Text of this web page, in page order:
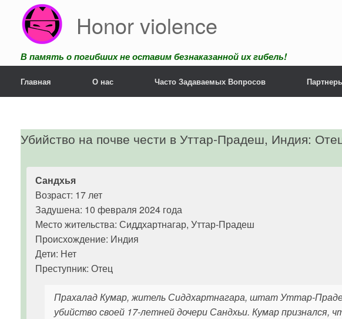
содержанию
Honor violence
В память о погибших не оставим безнаказанной их гибель!
Главная О нас Часто Задаваемых Вопросов
Убийство на почве чести в Уттар-Прадеш, Индия:
Сандхья
Возраст: 17 лет
Задушена: 10 февраля 2024 года
Место жительства: Сиддхартнагар, Уттар-Прадеш
Происхождение: Индия
Дети: Нет
Преступник: Отец
Прахалад Кумар, житель Сиддхартнагара, штат Уттар-
убийство своей 17-летней дочери Сандхьи. Кумар признался,